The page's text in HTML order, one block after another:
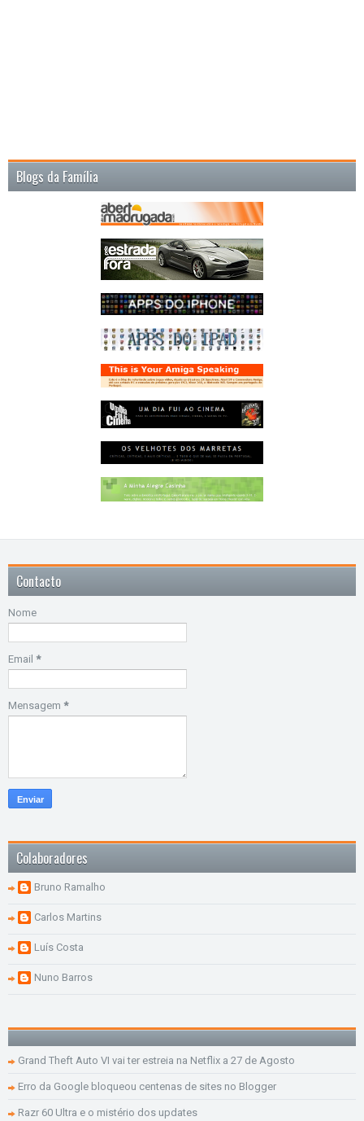
Blogs da Família
Contacto
Nome
Email *
Mensagem *
Colaboradores
Bruno Ramalho
Carlos Martins
Luís Costa
Nuno Barros
Grand Theft Auto VI vai ter estreia na Netflix a 27 de Agosto
Erro da Google bloqueou centenas de sites no Blogger
Razr 60 Ultra e o mistério dos updates